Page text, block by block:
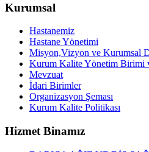
Kurumsal
Hastanemiz
Hastane Yönetimi
Misyon,Vizyon ve Kurumsal
Kurum Kalite Yönetim Birimi
Mevzuat
İdari Birimler
Organizasyon Şeması
Kurum Kalite Politikası
Hizmet Binamız